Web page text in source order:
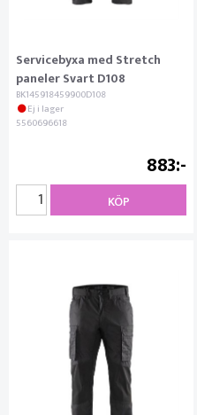
Servicebyxa med Stretch
paneler Svart D108
BK145918459900D108
Ej i lager
5560696618
883
KÖP